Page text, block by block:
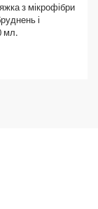
з мікрофібри
і
мл.